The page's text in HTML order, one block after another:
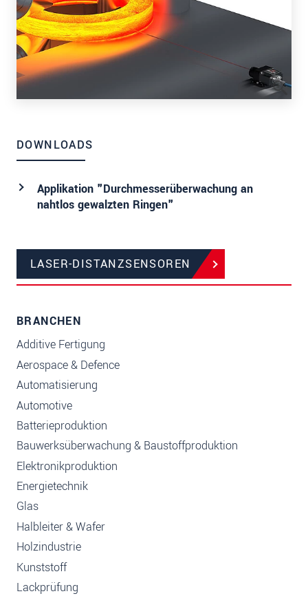
DOWNLOADS
Applikation "Durchmesserüberwachung an
nahtlos gewalzten Ringen"
LASER-DISTANZSENSOREN
BRANCHEN
Additive Fertigung
Aerospace & Defence
Automatisierung
Automotive
Batterieproduktion
Bauwerksüberwachung & Baustoffproduktion
Elektronikproduktion
Energietechnik
Glas
Halbleiter & Wafer
Holzindustrie
Kunststoff
Lackprüfung